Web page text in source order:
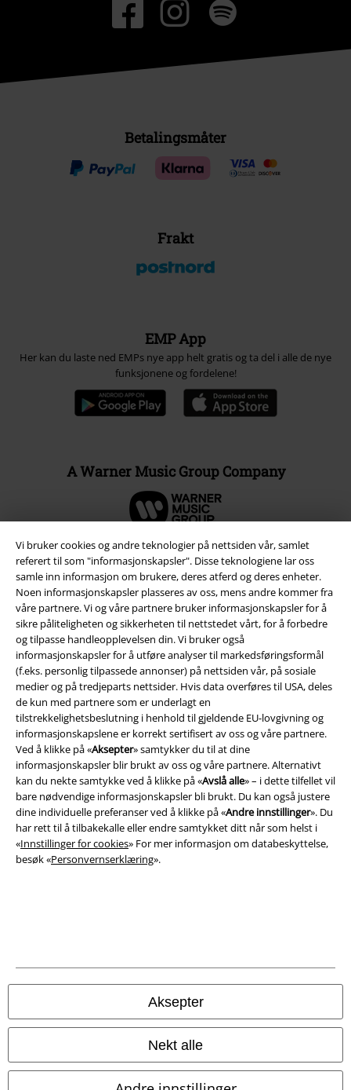
Vi bruker cookies og andre teknologier på nettsiden vår, samlet
referert til som "informasjonskapsler". Disse teknologiene lar oss
samle inn informasjon om brukere, deres atferd og deres enheter.
Noen informasjonskapsler plasseres av oss, mens andre kommer fra
våre partnere. Vi og våre partnere bruker informasjonskapsler for å
sikre påliteligheten og sikkerheten til nettstedet vårt, for å forbedre
og tilpasse handleopplevelsen din. Vi bruker også
informasjonskapsler for å utføre analyser til markedsføringsformål
(f.eks. personlig tilpassede annonser) på nettsiden vår, på sosiale
medier og på tredjeparts nettsider. Hvis data overføres til USA, deles
de kun med partnere som er underlagt en
tilstrekkelighetsbeslutning i henhold til gjeldende EU-lovgivning og
informasjonskapslene er korrekt sertifisert av oss og våre partnere.
Ved å klikke på «Aksepter» samtykker du til at dine
informasjonskapsler blir brukt av oss og våre partnere. Alternativt
kan du nekte samtykke ved å klikke på «Avslå alle» – i dette tilfellet vil
bare nødvendige informasjonskapsler bli brukt. Du kan også justere
dine individuelle preferanser ved å klikke på «Andre innstillinger». Du
har rett til å tilbakekalle eller endre samtykket ditt når som helst i
«Innstillinger for cookies» For mer informasjon om databeskyttelse,
besøk «Personvernserklæring».
Aksepter
Nekt alle
Betalingsmåter
Frakt
EMP App
Her kan du laste ned EMPs nye app helt gratis og ta del i alle de nye
funksjonene og fordelene!
A Warner Music Group Company
Juridisk informasjon/Vilkår
Vilkår
Impressum
Konfidensialitetserklæring
Avfallshåndtering og miljøbeskyttelse
Samsvarserklæring
© 1986-2026 E.M.P. Merchandising HGmbH
EMP Online Shops